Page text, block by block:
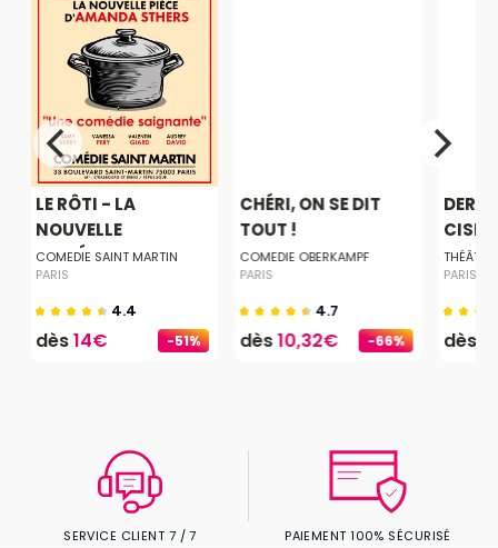
-51%
LE RÔTI - LA
NOUVELLE
COMÉDIE...
COMEDIE SAINT MARTIN
PARIS
4.4
dès14€ -66%
CHÉRI, ON SE DIT
TOUT !
COMEDIE OBERKAMPF
PARIS
4.7
dès10,32€
PARIS
dès
SERVICE CLIENT 7 / 7 PAIEMENT 100% SÉCURISÉ